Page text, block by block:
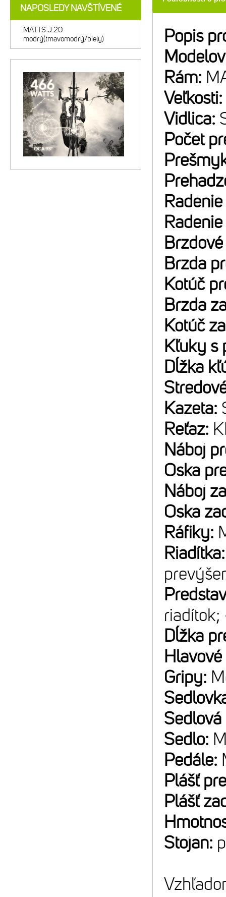
Popis
Rám:
Veľkosti:
Vidlica:
Počet
Brzda
Kotúč
Brzda
Kotúč
Kľuky s
Dĺžka
Kazeta:
Reťaz:
Náboj
Oska
Náboj
Oska
Ráfiky:
riadítok;
Dĺžka
Gripy:
Sedlo:
Pedále:
Plášť
Plášť
Stojan:
NAPOSLEDY NAVŠTÍVENÉ
MATTS J.20
modrý(tmavomodrý/biely)